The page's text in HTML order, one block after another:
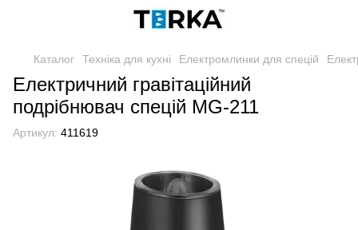
Каталог Техніка для кухні Електромлинки для спецій
Електричний гравітаційний
подрібнювач спецій MG-211
Артикул: 411619